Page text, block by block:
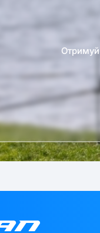
Отримуй